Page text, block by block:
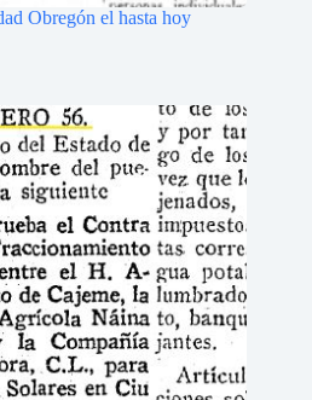
Obregón el hasta hoy